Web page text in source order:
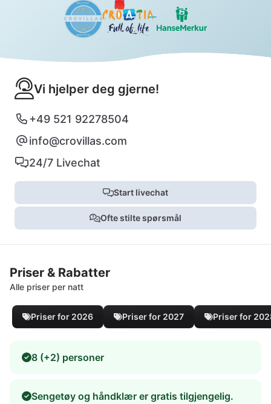
Vi hjelper deg gjerne!
+49 521 92278504
info@crovillas.com
24/7 Livechat
Start livechat
Ofte stilte spørsmål
Priser & Rabatter
Alle priser per natt
Priser for 2026 Priser for 2027 Priser for
8 (+2) personer
Sengetøy og håndklær er gratis tilgjengelig.